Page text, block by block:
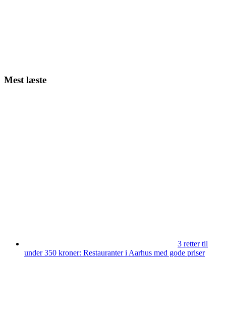
Mest læste
3 retter til
under 350 kroner: Restauranter i Aarhus med gode priser